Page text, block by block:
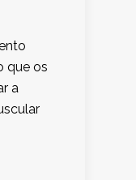
que os
a